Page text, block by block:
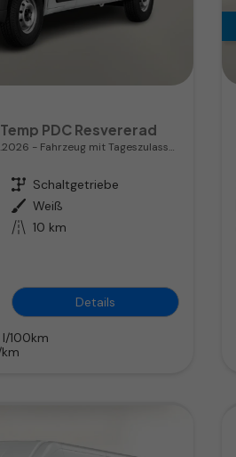
PDC Resvererad
Fahrzeug mit Tageszulassung
Getriebe Schaltgetriebe
Außenfarbe Weiß
Kilometerstand 10 km
Details
l/100km